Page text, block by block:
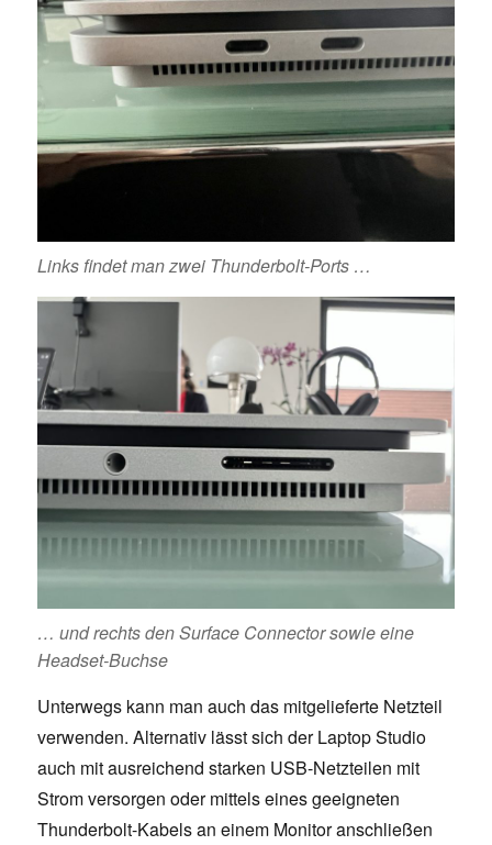
Links findet man zwei Thunderbolt-Ports …
… und rechts den Surface Connector sowie eine
Headset-Buchse
Unterwegs kann man auch das mitgelieferte Netzteil
verwenden. Alternativ lässt sich der Laptop Studio
auch mit ausreichend starken USB-Netzteilen mit
Strom versorgen oder mittels eines geeigneten
Thunderbolt-Kabels an einem Monitor anschließen